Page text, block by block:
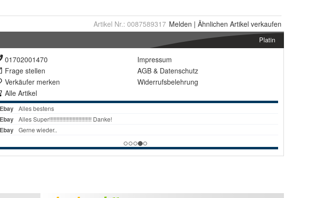
Artikel Nr.: 0087589317 Melden | Ähnlichen Artikel verkaufen
Platin
01702001470
Frage stellen
Verkäufer merken
Alle Artikel
Impressum
AGB & Datenschutz
Widerrufsbelehrung